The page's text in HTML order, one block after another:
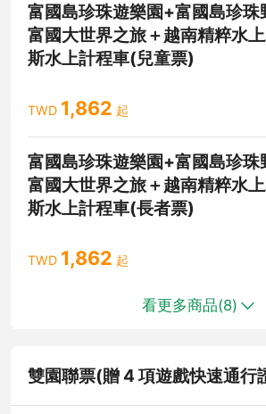
富國島珍珠遊樂園+富國島珍珠
富國大世界之旅＋越南精粹水
斯水上計程車(兒童票)
TWD 1,862 起
富國島珍珠遊樂園+富國島珍珠
富國大世界之旅＋越南精粹水
斯水上計程車(長者票)
TWD 1,862 起
看更多商品(8)
雙園聯票(贈 4 項遊戲快速通行